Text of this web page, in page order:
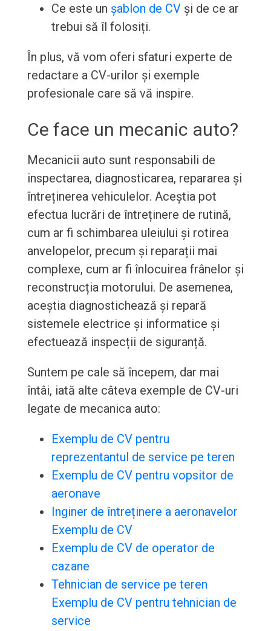
Ce este un șablon de CVși de ce ar
trebui să îl folosiți.
În plus, vă vom oferi sfaturi experte de
redactare a CV-urilor și exemple
profesionale care să vă inspire.
Ce face un mecanic auto?
Mecanicii auto sunt responsabili de
inspectarea, diagnosticarea, repararea și
întreținerea vehiculelor. Aceștia pot
efectua lucrări de întreținere de rutină,
cum ar fi schimbarea uleiului și rotirea
anvelopelor, precum și reparații mai
complexe, cum ar fi înlocuirea frânelor și
reconstrucția motorului. De asemenea,
aceștia diagnostichează și repară
sistemele electrice și informatice și
efectuează inspecții de siguranță.
Suntem pe cale să începem, dar mai
întâi, iată alte câteva exemple de CV-uri
legate de mecanica auto:
Exemplu de CV pentru
reprezentantul de service pe teren
Exemplu de CV pentru vopsitor de
aeronave
Inginer de întreținere a aeronavelor
Exemplu de CV
Exemplu de CV de operator de
cazane
Tehnician de service pe teren
Exemplu de CV pentru tehnician de
service